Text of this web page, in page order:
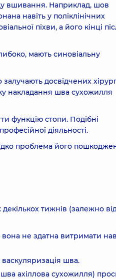
вшивання. Наприклад, шов
навіть у поліклінічних
піхви, а його кінці
мають синовіальну
досвідчених
накладання шва сухожилля
функцію стопи. Подібні
діяльності.
проблема його
тижнів (залежно
не здатна витримати
шва.
ахіллова сухожилля)